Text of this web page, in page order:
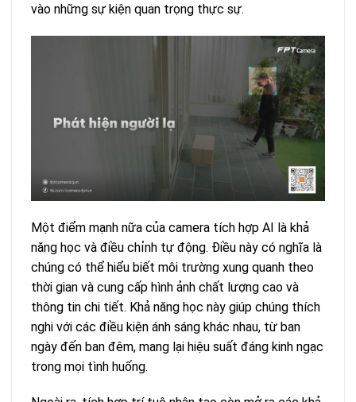
vào những sự kiện quan trọng thực sự.
Một điểm mạnh nữa của camera tích hợp AI là khả
năng học và điều chỉnh tự động. Điều này có nghĩa là
chúng có thể hiểu biết môi trường xung quanh theo
thời gian và cung cấp hình ảnh chất lượng cao và
thông tin chi tiết. Khả năng học này giúp chúng thích
nghi với các điều kiện ánh sáng khác nhau, từ ban
ngày đến ban đêm, mang lại hiệu suất đáng kinh ngạc
trong mọi tình huống.